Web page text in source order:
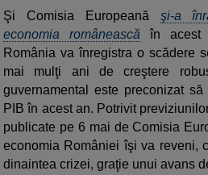
Şi Comisia Europeană şi-a
economia românească în acest
România va înregistra o scădere
mai mulţi ani de creştere
guvernamental este preconizat
PIB în acest an. Potrivit
publicate pe 6 mai de Comisia
economia României îşi va reveni,
dinaintea crizei, graţie unui avans